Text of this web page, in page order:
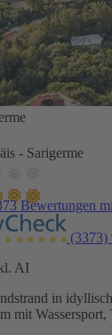
- Sarigerme
Bewertungen
(3373)
AI
in
mit Wassersport,